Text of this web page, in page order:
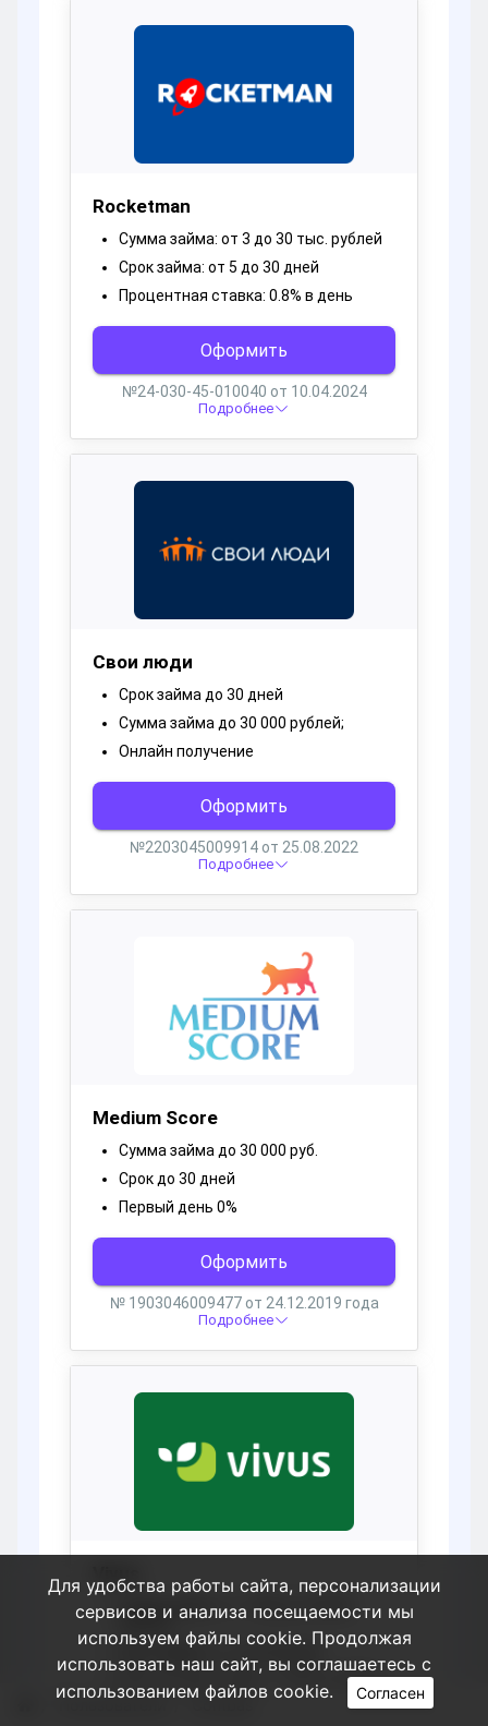
Пользователи Combas
Для удобства работы сайта, персонализации
сервисов и анализа посещаемости мы
используем файлы cookie. Продолжая
использовать наш сайт, вы соглашаетесь с
использованием файлов cookie.
Согласен